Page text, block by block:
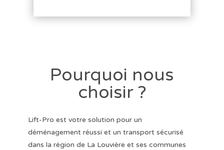
Pourquoi nous
choisir ?
Lift-Pro est votre solution pour un
déménagement réussi et un transport sécurisé
dans la région de La Louvière et ses communes